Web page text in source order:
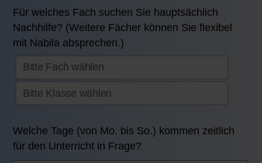
Für welches Fach suchen Sie hauptsächlich
Nachhilfe? (Weitere Fächer können Sie flexibel
mit Nabila absprechen.)
Welche Tage (von Mo. bis So.) kommen zeitlich
für den Unterricht in Frage?